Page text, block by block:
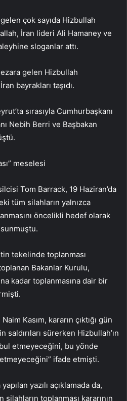
çok sayıda Hizbullah
İran lideri Ali Hamaney ve
sloganlar attı.
gelen Hizbullah
bayrakları taşıdı.
sırasıyla Cumhurbaşkanı
Nebih Berri ve Başbakan
meselesi
Tom Barrack, 19 Haziran’da
tüm silahların yalnızca
öncelikli hedef olarak
tekelinde toplanması
Bakanlar Kurulu,
kadar toplanmasına dair bir
Kasım, kararın çıktığı gün
saldırıları sürerken Hizbullah’ın
etmeyeceğini, bu yönde
etmeyeceğini” ifade etmişti.
yazılı açıklamada da,
toplanması kararının